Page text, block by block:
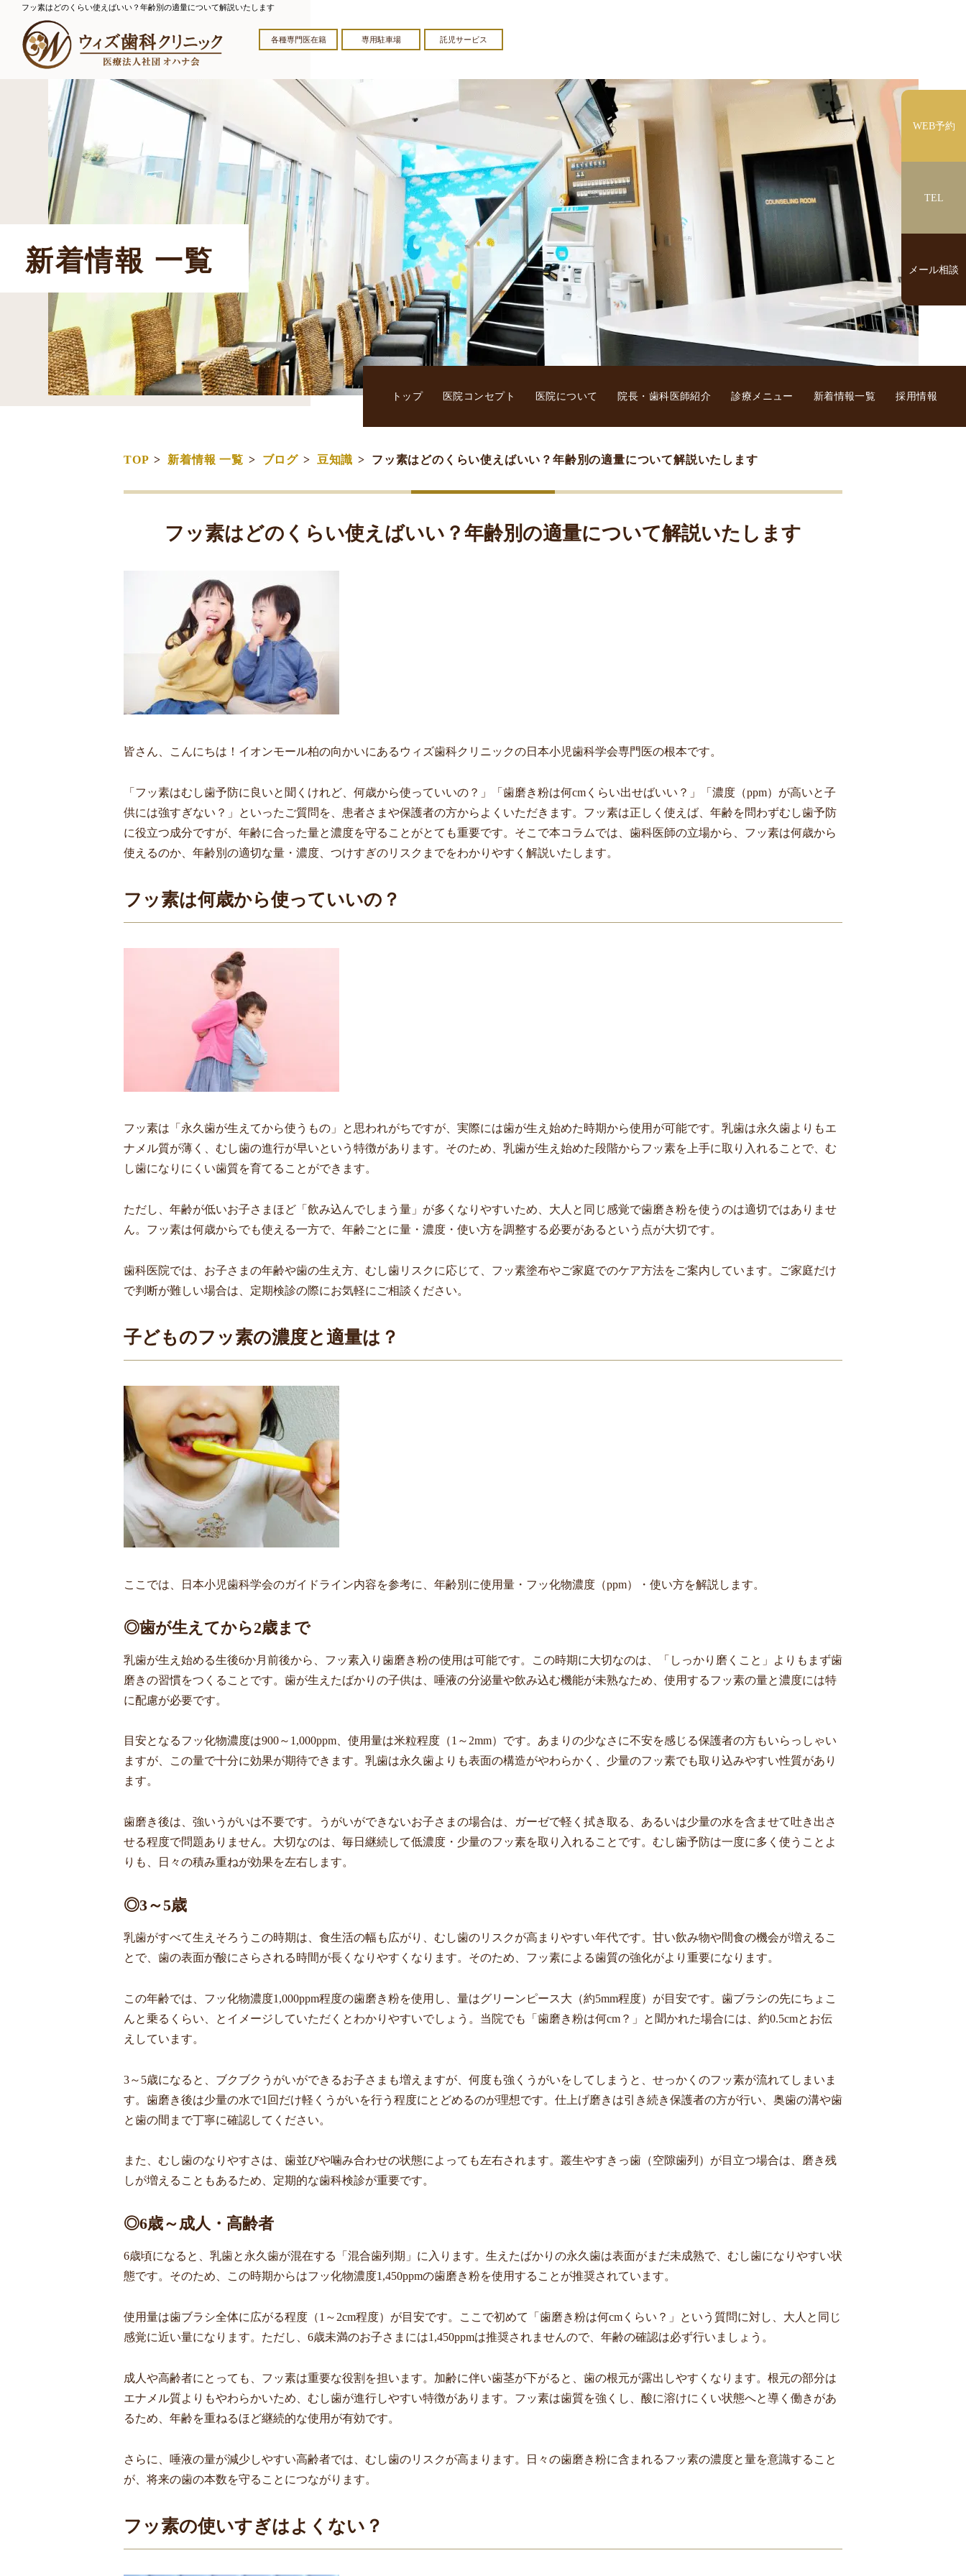
フッ素はどのくらい使えばいい？年齢別の適量について解説いたします
各種専門医在籍 専用駐車場 託児サービス
トップ 医院コンセプト 医院について 院長・歯科医師紹介 診療メニュー 新着情報一覧 採用情報
新着情報 一覧
TOP 新着情報 一覧 ブログ 豆知識 フッ素はどのくらい使えばいい？年齢別の適量について解説いたします
フッ素はどのくらい使えばいい？年齢別の適量について解説いたします
皆さん、こんにちは！イオンモール柏の向かいにあるウィズ歯科クリニックの日本小児歯科学会専門医の根本です。
「フッ素はむし歯予防に良いと聞くけれど、何歳から使っていいの？」「歯磨き粉は何cmくらい出せばいい？」「濃度（ppm）が高いと子
供には強すぎない？」といったご質問を、患者さまや保護者の方からよくいただきます。フッ素は正しく使えば、年齢を問わずむし歯予防
に役立つ成分ですが、年齢に合った量と濃度を守ることがとても重要です。そこで本コラムでは、歯科医師の立場から、フッ素は何歳から
使えるのか、年齢別の適切な量・濃度、つけすぎのリスクまでをわかりやすく解説いたします。
フッ素は何歳から使っていいの？
フッ素は「永久歯が生えてから使うもの」と思われがちですが、実際には歯が生え始めた時期から使用が可能です。乳歯は永久歯よりもエ
ナメル質が薄く、むし歯の進行が早いという特徴があります。そのため、乳歯が生え始めた段階からフッ素を上手に取り入れることで、む
し歯になりにくい歯質を育てることができます。
ただし、年齢が低いお子さまほど「飲み込んでしまう量」が多くなりやすいため、大人と同じ感覚で歯磨き粉を使うのは適切ではありませ
ん。フッ素は何歳からでも使える一方で、年齢ごとに量・濃度・使い方を調整する必要があるという点が大切です。
歯科医院では、お子さまの年齢や歯の生え方、むし歯リスクに応じて、フッ素塗布やご家庭でのケア方法をご案内しています。ご家庭だけ
で判断が難しい場合は、定期検診の際にお気軽にご相談ください。
子どものフッ素の濃度と適量は？
ここでは、日本小児歯科学会のガイドライン内容を参考に、年齢別に使用量・フッ化物濃度（ppm）・使い方を解説します。
◎歯が生えてから2歳まで
乳歯が生え始める生後6か月前後から、フッ素入り歯磨き粉の使用は可能です。この時期に大切なのは、「しっかり磨くこと」よりもまず歯
磨きの習慣をつくることです。歯が生えたばかりの子供は、唾液の分泌量や飲み込む機能が未熟なため、使用するフッ素の量と濃度には特
に配慮が必要です。
目安となるフッ化物濃度は900～1,000ppm、使用量は米粒程度（1～2mm）です。あまりの少なさに不安を感じる保護者の方もいらっしゃい
ますが、この量で十分に効果が期待できます。乳歯は永久歯よりも表面の構造がやわらかく、少量のフッ素でも取り込みやすい性質があり
ます。
歯磨き後は、強いうがいは不要です。うがいができないお子さまの場合は、ガーゼで軽く拭き取る、あるいは少量の水を含ませて吐き出さ
せる程度で問題ありません。大切なのは、毎日継続して低濃度・少量のフッ素を取り入れることです。むし歯予防は一度に多く使うことよ
りも、日々の積み重ねが効果を左右します。
◎3～5歳
乳歯がすべて生えそろうこの時期は、食生活の幅も広がり、むし歯のリスクが高まりやすい年代です。甘い飲み物や間食の機会が増えるこ
とで、歯の表面が酸にさらされる時間が長くなりやすくなります。そのため、フッ素による歯質の強化がより重要になります。
この年齢では、フッ化物濃度1,000ppm程度の歯磨き粉を使用し、量はグリーンピース大（約5mm程度）が目安です。歯ブラシの先にちょこ
んと乗るくらい、とイメージしていただくとわかりやすいでしょう。当院でも「歯磨き粉は何cm？」と聞かれた場合には、約0.5cmとお伝
えしています。
3～5歳になると、ブクブクうがいができるお子さまも増えますが、何度も強くうがいをしてしまうと、せっかくのフッ素が流れてしまいま
す。歯磨き後は少量の水で1回だけ軽くうがいを行う程度にとどめるのが理想です。仕上げ磨きは引き続き保護者の方が行い、奥歯の溝や歯
と歯の間まで丁寧に確認してください。
また、むし歯のなりやすさは、歯並びや噛み合わせの状態によっても左右されます。叢生やすきっ歯（空隙歯列）が目立つ場合は、磨き残
しが増えることもあるため、定期的な歯科検診が重要です。
◎6歳～成人・高齢者
6歳頃になると、乳歯と永久歯が混在する「混合歯列期」に入ります。生えたばかりの永久歯は表面がまだ未成熟で、むし歯になりやすい状
態です。そのため、この時期からはフッ化物濃度1,450ppmの歯磨き粉を使用することが推奨されています。
使用量は歯ブラシ全体に広がる程度（1～2cm程度）が目安です。ここで初めて「歯磨き粉は何cmくらい？」という質問に対し、大人と同じ
感覚に近い量になります。ただし、6歳未満のお子さまには1,450ppmは推奨されませんので、年齢の確認は必ず行いましょう。
成人や高齢者にとっても、フッ素は重要な役割を担います。加齢に伴い歯茎が下がると、歯の根元が露出しやすくなります。根元の部分は
エナメル質よりもやわらかいため、むし歯が進行しやすい特徴があります。フッ素は歯質を強くし、酸に溶けにくい状態へと導く働きがあ
るため、年齢を重ねるほど継続的な使用が有効です。
さらに、唾液の量が減少しやすい高齢者では、むし歯のリスクが高まります。日々の歯磨き粉に含まれるフッ素の濃度と量を意識すること
が、将来の歯の本数を守ることにつながります。
フッ素の使いすぎはよくない？
WEB予約
TEL
メール相談